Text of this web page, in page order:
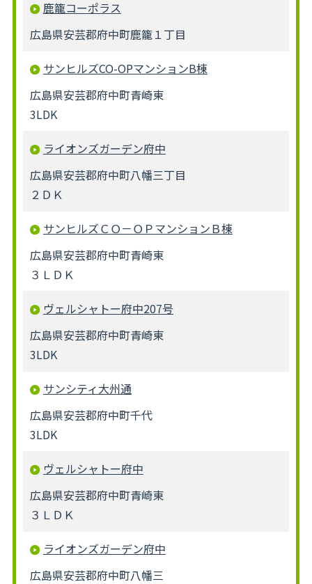
鹿籠コーポラス
広島県安芸郡府中町鹿籠１丁目
サンヒルズCO-OPマンションB棟
広島県安芸郡府中町青崎東
3LDK
ライオンズガーデン府中
広島県安芸郡府中町八幡三丁目
２ＤＫ
サンヒルズＣＯ－ＯＰマンションＢ棟
広島県安芸郡府中町青崎東
３ＬＤＫ
ヴェルシャトー府中207号
広島県安芸郡府中町青崎東
3LDK
サンシティ大州通
広島県安芸郡府中町千代
3LDK
ヴェルシャトー府中
広島県安芸郡府中町青崎東
３ＬＤＫ
ライオンズガーデン府中
広島県安芸郡府中町八幡三